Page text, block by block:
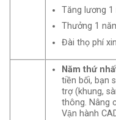
Tăng lương 1
Thưởng 1
Đài thọ phí
Năm thứ
tiền bối, bạn
trợ (khung,
thông. Nâng
Vận hành